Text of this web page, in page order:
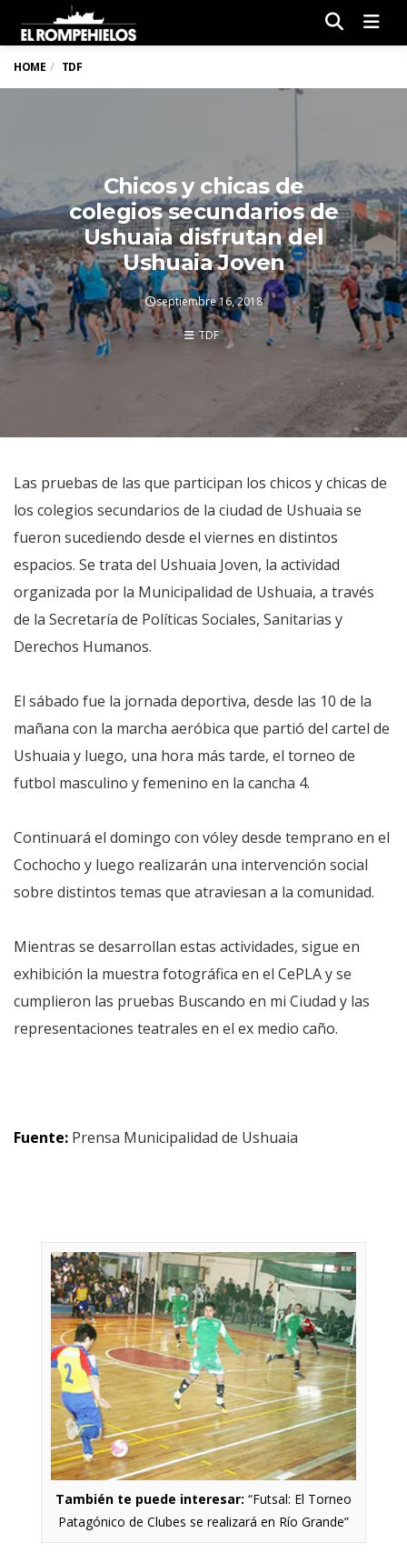
HOME TDF
Chicos y chicas de
colegios secundarios de
Ushuaia disfrutan del
Ushuaia Joven
septiembre 16, 2018
TDF
Las pruebas de las que participan los chicos y chicas de
los colegios secundarios de la ciudad de Ushuaia se
fueron sucediendo desde el viernes en distintos
espacios. Se trata del Ushuaia Joven, la actividad
organizada por la Municipalidad de Ushuaia, a través
de la Secretaría de Políticas Sociales, Sanitarias y
Derechos Humanos.
El sábado fue la jornada deportiva, desde las 10 de la
mañana con la marcha aeróbica que partió del cartel de
Ushuaia y luego, una hora más tarde, el torneo de
futbol masculino y femenino en la cancha 4.
Continuará el domingo con vóley desde temprano en el
Cochocho y luego realizarán una intervención social
sobre distintos temas que atraviesan a la comunidad.
Mientras se desarrollan estas actividades, sigue en
exhibición la muestra fotográfica en el CePLA y se
cumplieron las pruebas Buscando en mi Ciudad y las
representaciones teatrales en el ex medio caño.
Fuente: Prensa Municipalidad de Ushuaia
También te puede interesar: “Futsal: El Torneo
Patagónico de Clubes se realizará en Río Grande”